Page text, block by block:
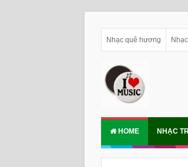
Nhạc quê hương
HOME NHẠC